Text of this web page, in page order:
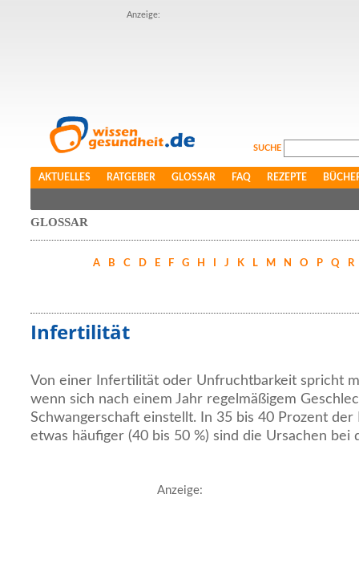
Anzeige:
SUCHE
AKTUELLES RATGEBER GLOSSAR FAQ REZEPTE
GLOSSAR
A B C D E F G H J K L M N O P Q R
Infertilität
Von einer Infertilität oder Unfruchtbarkeit spricht
wenn sich nach einem Jahr regelmäßigem
Schwangerschaft einstellt. In 35 bis 40 Prozent der
etwas häufiger (40 bis 50 %) sind die Ursachen bei
Anzeige: